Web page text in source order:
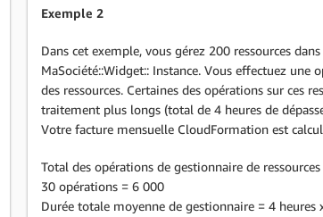
Exemple 2
Dans cet exemple, vous gérez 200 ressources
MaSociété::Widget:: Instance. Vous effectuez une
des ressources. Certaines des opérations sur ces
traitement plus longs (total de 4 heures de
Votre facture mensuelle CloudFormation est
Total des opérations de gestionnaire de
30 opérations = 6 000
Durée totale moyenne de gestionnaire = 4 heures